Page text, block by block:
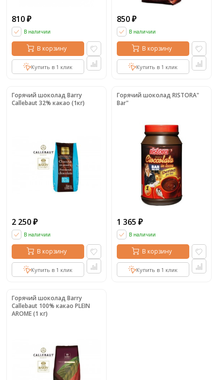
810 ₽
В наличии
В корзину
Купить в 1 клик
850 ₽
В наличии
В корзину
Купить в 1 клик
Горячий шоколад Barry
Callebaut 32% какао (1кг)
2 250 ₽
В наличии
В корзину
Купить в 1 клик
Горячий шоколад RISTORA"
Bar"
1 365 ₽
В наличии
В корзину
Купить в 1 клик
Горячий шоколад Barry
Callebaut 100% какао PLEIN
AROME (1 кг)